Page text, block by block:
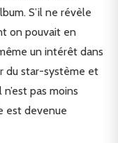
S’il ne révèle
on pouvait en
un intérêt dans
du star-système et
pas moins
est devenue